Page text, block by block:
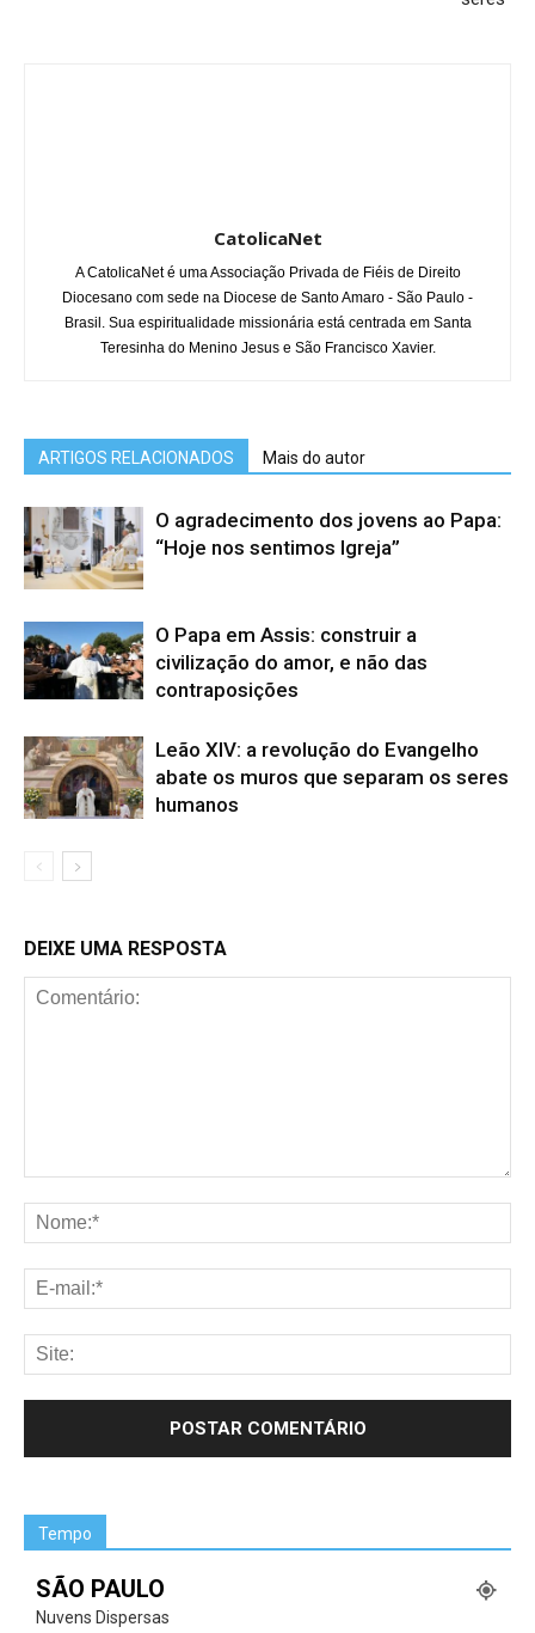
CatolicaNet
A CatolicaNet é uma Associação Privada de Fiéis de Direito
Diocesano com sede na Diocese de Santo Amaro - São Paulo -
Brasil. Sua espiritualidade missionária está centrada em Santa
Teresinha do Menino Jesus e São Francisco Xavier.
ARTIGOS RELACIONADOS Mais do autor
O agradecimento dos jovens ao Papa:
“Hoje nos sentimos Igreja”
O Papa em Assis: construir a
civilização do amor, e não das
contraposições
Leão XIV: a revolução do Evangelho
abate os muros que separam os seres
humanos
DEIXE UMA RESPOSTA
Tempo
SÃO PAULO
Nuvens Dispersas